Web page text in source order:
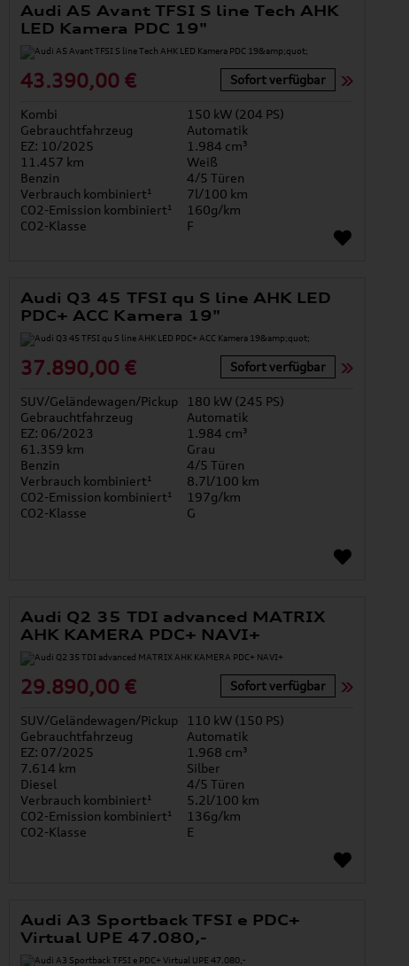
Audi A5 Avant TFSI S line Tech AHK
LED Kamera PDC 19"
43.390,00 € Sofort verfügbar
Kombi
150 kW (204 PS)
Gebrauchtfahrzeug
Automatik
EZ: 10/2025
1.984 cm³
11.457 km
Weiß
Benzin
4/5 Türen
Verbrauch kombiniert¹
7l/100 km
CO2-Emission kombiniert¹
160g/km
CO2-Klasse
F
Audi Q3 45 TFSI qu S line AHK LED
PDC+ ACC Kamera 19"
37.890,00 € Sofort verfügbar
SUV/Geländewagen/Pickup
180 kW (245 PS)
Gebrauchtfahrzeug
Automatik
EZ: 06/2023
1.984 cm³
61.359 km
Grau
Benzin
4/5 Türen
Verbrauch kombiniert¹
8.7l/100 km
CO2-Emission kombiniert¹
197g/km
CO2-Klasse
G
Audi Q2 35 TDI advanced MATRIX
AHK KAMERA PDC+ NAVI+
29.890,00 € Sofort verfügbar
SUV/Geländewagen/Pickup
110 kW (150 PS)
Gebrauchtfahrzeug
Automatik
EZ: 07/2025
1.968 cm³
7.614 km
Silber
Diesel
4/5 Türen
Verbrauch kombiniert¹
5.2l/100 km
CO2-Emission kombiniert¹
136g/km
CO2-Klasse
E
Audi A3 Sportback TFSI e PDC+
Virtual UPE 47.080,-